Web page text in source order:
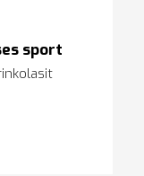
sport